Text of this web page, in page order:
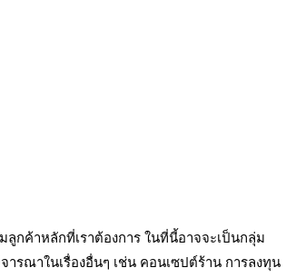
กค้าหลักที่เราต้องการ ในที่นี้อาจจะเป็นกลุ่ม
รณาในเรื่องอื่นๆ เช่น คอนเซปต์ร้าน การลงทุน